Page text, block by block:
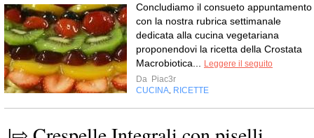
Concludiamo il consueto appuntamento
con la nostra rubrica settimanale
dedicata alla cucina vegetariana
proponendovi la ricetta della Crostata
Macrobiotica...
Leggere il seguito
Da Piac3r
CUCINA RICETTE